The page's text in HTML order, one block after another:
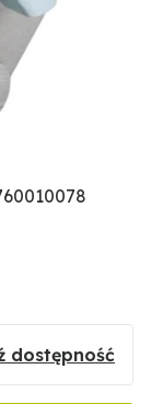
dostępność